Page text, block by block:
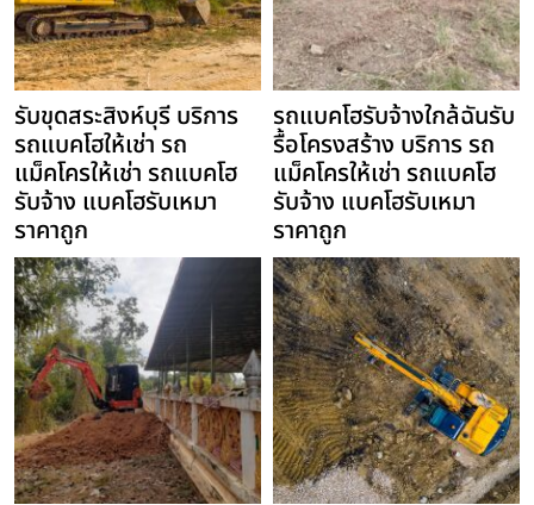
รับขุดสระสิงห์บุรี บริการ
รถแบคโฮให้เช่า รถ
แม็คโครให้เช่า รถแบคโฮ
รับจ้าง แบคโฮรับเหมา
ราคาถูก
รถแบคโฮรับจ้างใกล้ฉันรับ
รื้อโครงสร้าง บริการ รถ
แม็คโครให้เช่า รถแบคโฮ
รับจ้าง แบคโฮรับเหมา
ราคาถูก